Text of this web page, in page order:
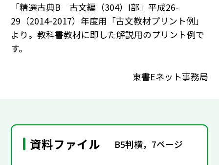
「精選古典B 古文編（304）Ⅰ部」平成26-
29（2014-2017）年度用「古文教材プリント例」
より。教科書教材に即した解説用のプリント例で
す。
東書Eネット事務局
資料ファイル B5判横，7ページ